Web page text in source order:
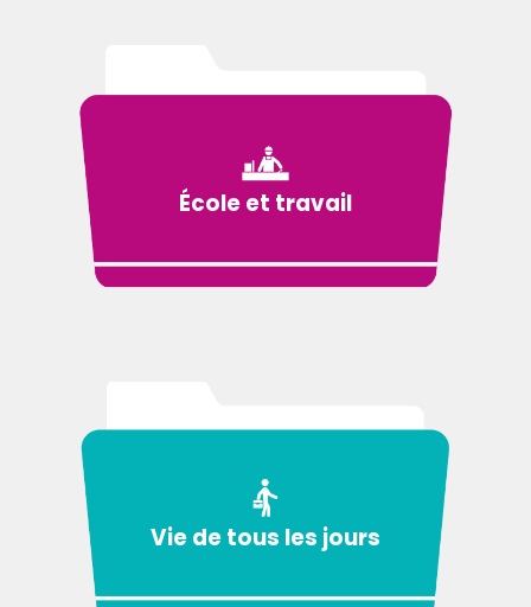
École et travail
Vie de tous les jours